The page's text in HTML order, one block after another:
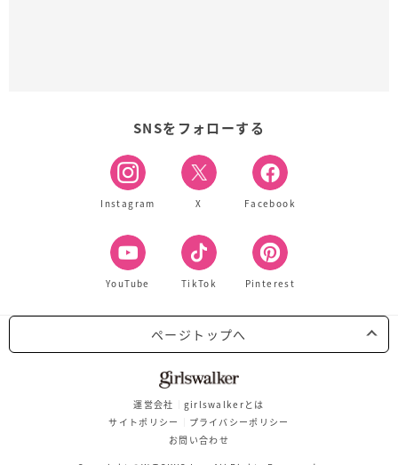
SNSをフォローする
Instagram X Facebook
YouTube TikTok Pinterest
ページトップへ
運営会社
girlswalkerとは
サイトポリシー
プライバシーポリシー
お問い合わせ